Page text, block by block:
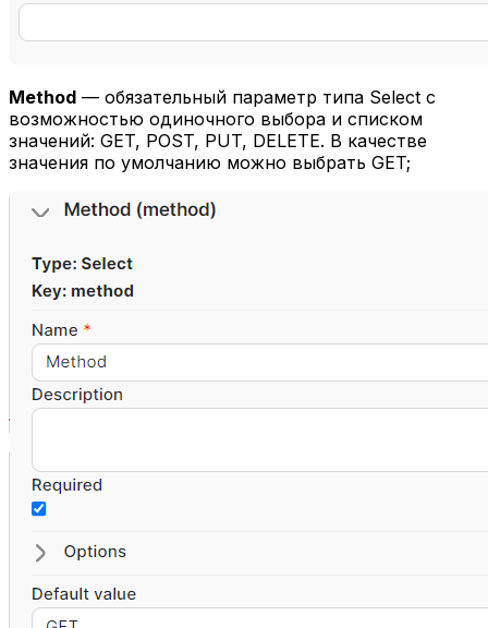
Method — обязательный параметр типа Select с
возможностью одиночного выбора и списком
значений: GET, POST, PUT, DELETE. В качестве
значения по умолчанию можно выбрать GET;